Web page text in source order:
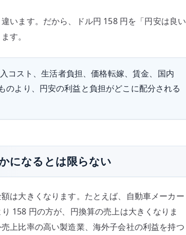
コ
生
活
者
へ
の
います。だから、ドル円 158 円を「円安は良い
す。
コスト、生活者負担、価格転嫁、賃金、国内
より、円安の利益と負担がどこに配分される
になるとは限らない
は大きくなります。たとえば、自動車メーカー
158 円の方が、円換算の売上は大きくなりま
上比率の高い製造業、海外子会社の利益を持つ